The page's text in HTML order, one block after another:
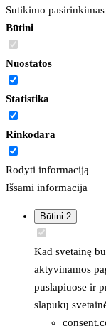
Sutikimo pasirinkimas
Būtini
Nuostatos
Statistika
Rinkodara
Rodyti informaciją
Išsami informacija
Būtini 2
Kad svetainę
aktyvinamos
puslapiuose ir
slapukų